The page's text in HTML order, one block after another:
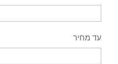
עד מחיר